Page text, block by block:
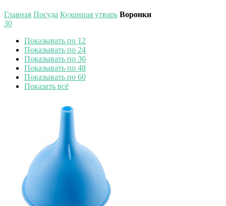
Главная Посуда Кухонная утварь Воронки
30
Показывать по 12
Показывать по 24
Показывать по 36
Показывать по 48
Показывать по 60
Показать всё